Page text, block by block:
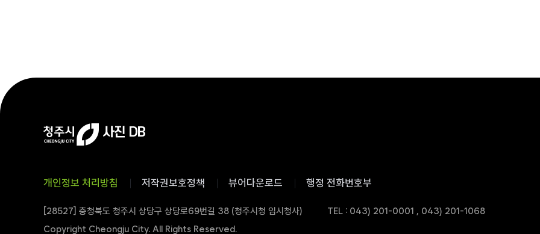
개인정보 처리방침 저작권보호정책 뷰어다운로드 행정 전화번호부
[28527] 충청북도 청주시 상당구 상당로69번길 38 (청주시청 임시청사)
TEL : 043) 201-0001 , 043) 201-1068
Copyright Cheongju City. All Rights Reserved.